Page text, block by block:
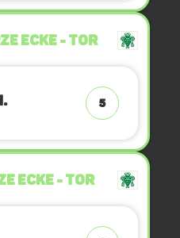
ECKE - TOR
5
ECKE - TOR